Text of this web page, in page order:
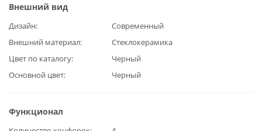
Внешний вид
Дизайн
Современный
Внешний материал
Стеклокерамика
Цвет по каталогу
Черный
Основной цвет
Черный
Функционал